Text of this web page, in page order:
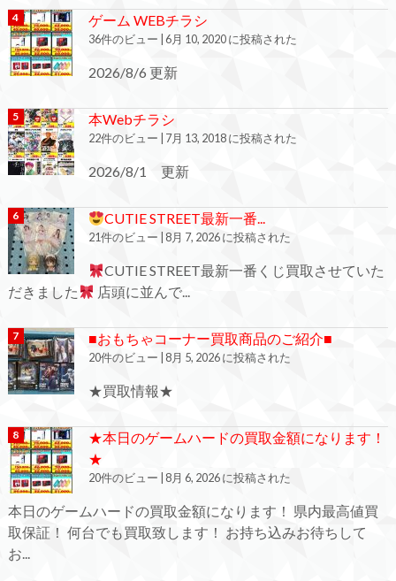
ゲーム WEBチラシ
36件のビュー 6月 10, 2020 に投稿された
2026/8/6 更新
本Webチラシ
22件のビュー 7月 13, 2018 に投稿された
2026/8/1 更新
CUTIE STREET最新一番...
21件のビュー 8月 7, 2026 に投稿された
CUTIE STREET最新一番くじ買取させていた
だきました
店頭に並んで...
■おもちゃコーナー買取商品のご紹介■
20件のビュー 8月 5, 2026 に投稿された
★買取情報★
★本日のゲームハードの買取金額になります！
★
20件のビュー 8月 6, 2026 に投稿された
本日のゲームハードの買取金額になります！ 県内最高値買
取保証！ 何台でも買取致します！ お持ち込みお待ちして
お...